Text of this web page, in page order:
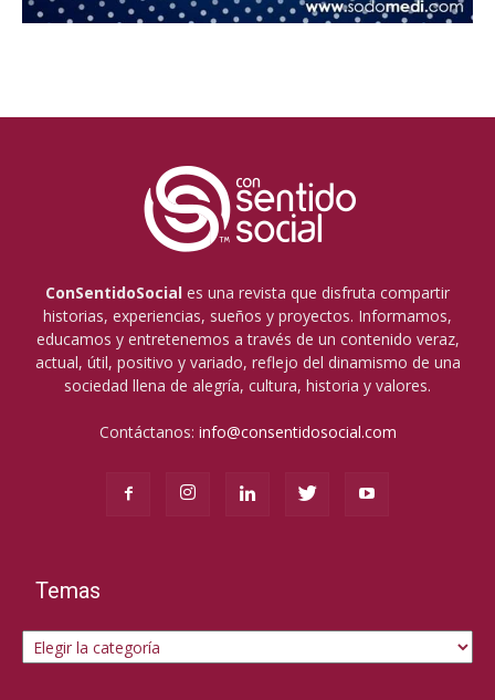
ConSentidoSocial es una revista que disfruta compartir
historias, experiencias, sueños y proyectos. Informamos,
educamos y entretenemos a través de un contenido veraz,
actual, útil, positivo y variado, reflejo del dinamismo de una
sociedad llena de alegría, cultura, historia y valores.
Contáctanos: info@consentidosocial.com
Temas
Temas